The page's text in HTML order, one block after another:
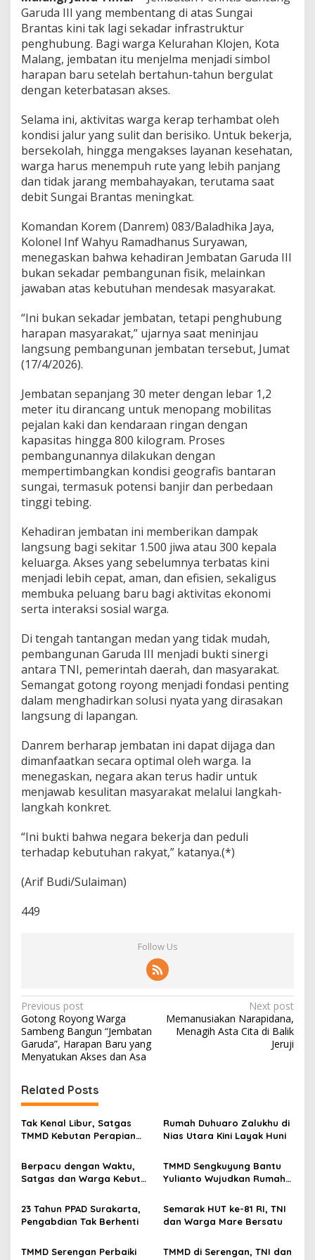
P
e
n
g
h
u
b
n
g
H
a
r
a
p
n
W
a
r
g
a
Garuda III yang membentang di atas Sungai
Brantas kini tak lagi sekadar infrastruktur
penghubung. Bagi warga Kelurahan Klojen, Kota
Malang, jembatan itu menjelma menjadi simbol
harapan baru setelah bertahun-tahun bergulat
dengan keterbatasan akses.
Selama ini, aktivitas warga kerap terhambat oleh
kondisi jalur yang sulit dan berisiko. Untuk bekerja,
bersekolah, hingga mengakses layanan kesehatan,
warga harus menempuh rute yang lebih panjang
dan tidak jarang membahayakan, terutama saat
debit Sungai Brantas meningkat.
Komandan Korem (Danrem) 083/Baladhika Jaya,
Kolonel InfWahyu Ramadhanus Suryawan,
menegaskan bahwa kehadiran Jembatan Garuda III
bukan sekadar pembangunan fisik, melainkan
jawaban atas kebutuhan mendesak masyarakat.
“Ini bukan sekadar jembatan, tetapi penghubung
harapan masyarakat,” ujarnya saat meninjau
langsung pembangunan jembatan tersebut, Jumat
(17/4/2026).
Jembatan sepanjang 30 meter dengan lebar 1,2
meter itu dirancang untuk menopang mobilitas
pejalan kaki dan kendaraan ringan dengan
kapasitas hingga 800 kilogram. Proses
pembangunannya dilakukan dengan
mempertimbangkan kondisi geografis bantaran
sungai, termasuk potensi banjir dan perbedaan
tinggi tebing.
Kehadiran jembatan ini memberikan dampak
langsung bagi sekitar 1.500 jiwa atau 300 kepala
keluarga. Akses yang sebelumnya terbatas kini
menjadi lebih cepat, aman, dan efisien, sekaligus
membuka peluang baru bagi aktivitas ekonomi
serta interaksi sosial warga.
Di tengah tantangan medan yang tidak mudah,
pembangunan Garuda III menjadi bukti sinergi
antara TNI, pemerintah daerah, dan masyarakat.
Semangat gotong royong menjadi fondasi penting
dalam menghadirkan solusi nyata yang dirasakan
langsung di lapangan.
Danrem berharap jembatan ini dapat dijaga dan
dimanfaatkan secara optimal oleh warga. Ia
menegaskan, negara akan terus hadir untuk
menjawab kesulitan masyarakat melalui langkah-
langkah konkret.
“Ini bukti bahwa negara bekerja dan peduli
terhadap kebutuhan rakyat,” katanya.(*)
(Arif Budi/Sulaiman)
449
Follow Us
P
o
s
n
a
v
g
a
t
i
o
Previous post
Gotong Royong Warga
Sambeng Bangun “Jembatan
Garuda”, Harapan Baru yang
Menyatukan Akses dan Asa
Next post
Memanusiakan Narapidana,
Menagih Asta Cita di Balik
Jeruji
Related Posts
Tak Kenal Libur, Satgas
TMMD Kebutan Perapian
Warga
Rumah Duhuaro Zalukhu di
Nias Utara Kini Layak Huni
Berpacu dengan Waktu,
Satgas dan Warga Kebut
Boyolali
TMMD Sengkuyung Bantu
Yulianto Wujudkan Rumah
23 Tahun PPAD Surakarta,
Pengabdian Tak Berhenti
Semarak HUT ke-81 RI, TNI
dan Warga Mare Bersatu
TMMD Serengan Perbaiki
TMMD di Serengan, TNI dan